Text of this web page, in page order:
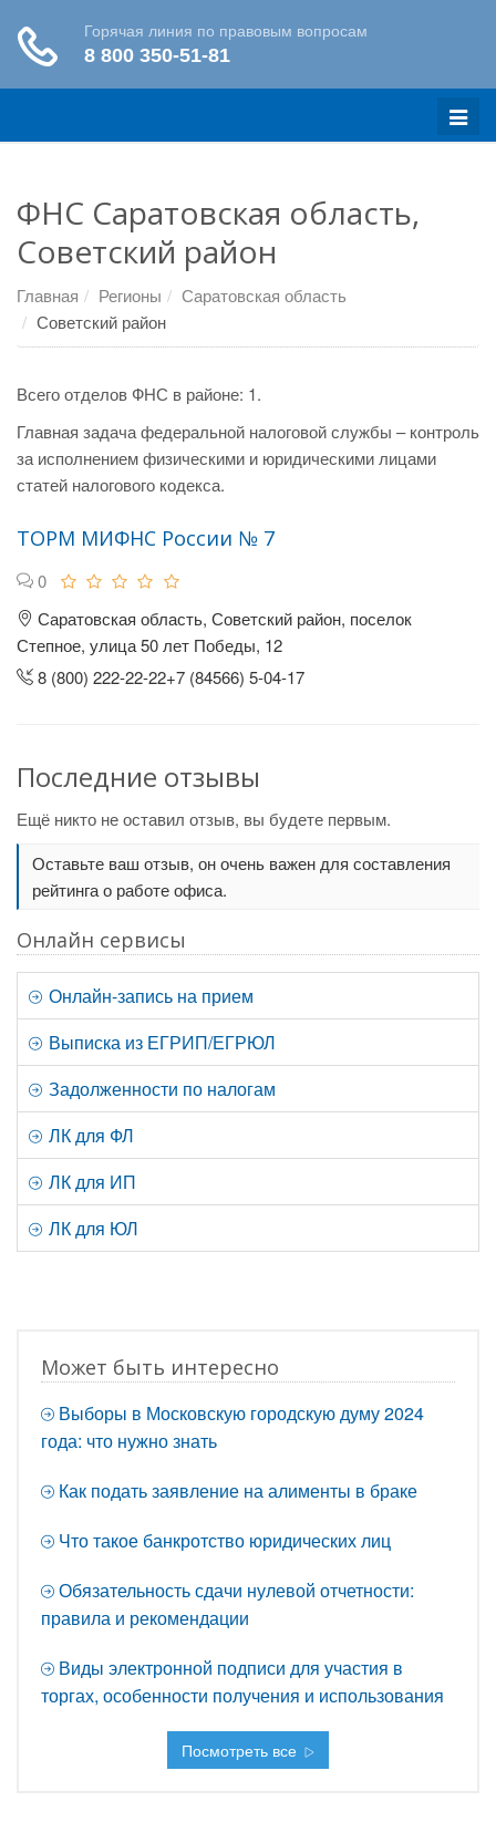
Меню
ФНС Саратовская область,
Советский район
Главная Регионы
Саратовская область
Советский район
Всего отделов ФНС в районе: 1.
Главная задача федеральной налоговой службы – контроль
за исполнением физическими и юридическими лицами
статей налогового кодекса.
ТОРМ МИФНС России № 7
0
Саратовская область, Советский район, поселок
Степное, улица 50 лет Победы, 12
8 (800) 222-22-22+7 (84566) 5-04-17
Последние отзывы
Ещё никто не оставил отзыв, вы будете первым.
Оставьте ваш отзыв, он очень важен для составления
рейтинга о работе офиса.
Онлайн сервисы
Онлайн-запись на прием
Выписка из ЕГРИП/ЕГРЮЛ
Задолженности по налогам
ЛК для ФЛ
ЛК для ИП
ЛК для ЮЛ
Может быть интересно
Выборы в Московскую городскую думу 2024
года: что нужно знать
Как подать заявление на алименты в браке
Что такое банкротство юридических лиц
Обязательность сдачи нулевой отчетности:
правила и рекомендации
Виды электронной подписи для участия в
торгах, особенности получения и использования
Посмотреть все